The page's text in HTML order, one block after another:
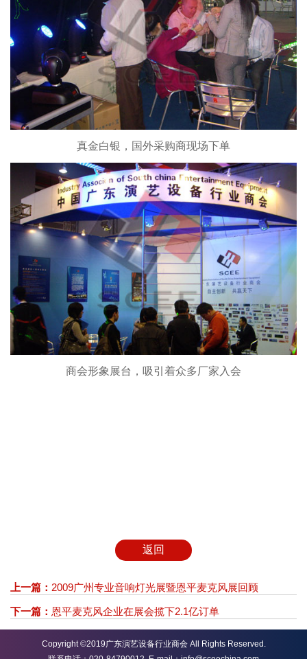
真金白银，国外采购商现场下单
商会形象展台，吸引着众多厂家入会
返回
上一篇： 2009广州专业音响灯光展暨恩平麦克风展回顾
下一篇： 恩平麦克风企业在展会揽下2.1亿订单
Copyright ©2019广东演艺设备行业商会 All Rights Reserved.